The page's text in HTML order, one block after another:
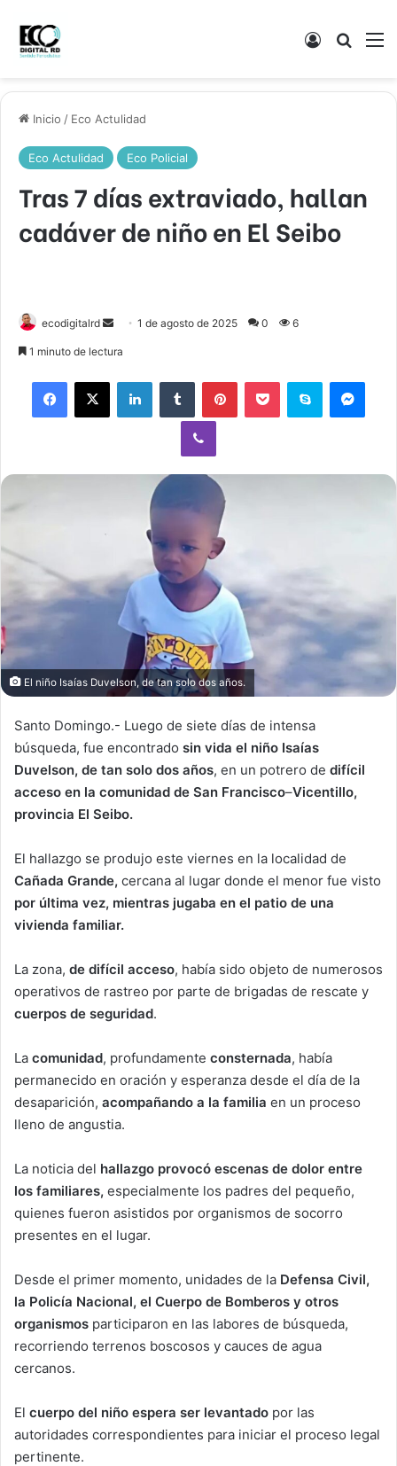
Acceso
Inicio / Eco Actulidad
Eco Actulidad Eco Policial
Tras 7 días extraviado, hallan
cadáver de niño en El Seibo
ecodigitalrd
Send1 de agosto de 2025 0 6
1 minuto de lectura
Facebook
X LinkedInTumblr PinterestPocket Skype
Viber
El niño Isaías Duvelson, de tan solo dos años.
Santo Domingo.- Luego de siete días de intensa
búsqueda, fue encontrado sin vida el niño Isaías
Duvelson, de tan solo dos años, en un potrero de difícil
acceso en la comunidad de San Francisco–Vicentillo,
provincia El Seibo.
El hallazgo se produjo este viernes en la localidad de
Cañada Grande, cercana al lugar donde el menor fue visto
por última vez, mientras jugaba en el patio de una
vivienda familiar.
La zona, de difícil acceso, había sido objeto de numerosos
operativos de rastreo por parte de brigadas de rescate y
cuerpos de seguridad.
La comunidad, profundamente consternada, había
permanecido en oración y esperanza desde el día de la
desaparición, acompañando a la familia en un proceso
lleno de angustia.
La noticia del hallazgo provocó escenas de dolor entre
los familiares, especialmente los padres del pequeño,
quienes fueron asistidos por organismos de socorro
presentes en el lugar.
Desde el primer momento, unidades de la Defensa Civil,
la Policía Nacional, el Cuerpo de Bomberos y otros
organismos participaron en las labores de búsqueda,
recorriendo terrenos boscosos y cauces de agua
cercanos.
El cuerpo del niño espera ser levantado por las
autoridades correspondientes para iniciar el proceso legal
pertinente.